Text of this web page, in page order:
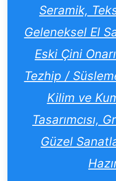
Seramik,
Geleneksel El
Eski Çini
Tezhip /
Kilim ve
Tasarımcısı,
Güzel